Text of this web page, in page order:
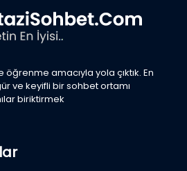
amacıyla yola çıktık. En
ve keyifli bir sohbet ortamı
biriktirmek